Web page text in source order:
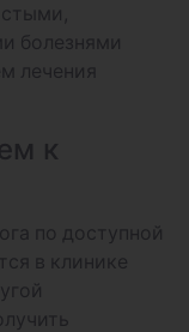
болезнями
лечения
к
по доступной
в клинике